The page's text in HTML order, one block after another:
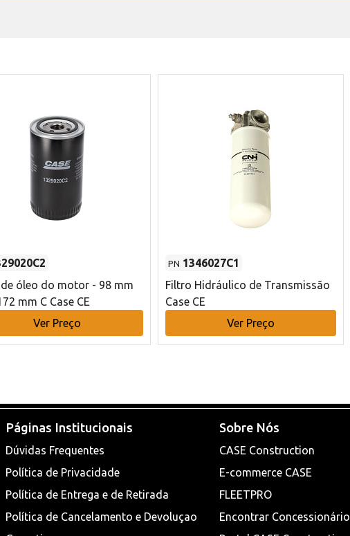
óleo do motor - 98 mm
mm C Case CE
Ver Preço
PN 1346027C1
Filtro Hidráulico de Transmissão
Case CE
Ver Preço
Páginas Institucionais
Dúvidas Frequentes
Política de Privacidade
Política de Entrega e de Retirada
Política de Cancelamento e Devoluçao
Sobre Nós
CASE Construction
E-commerce CASE
FLEETPRO
Encontrar Concessionário